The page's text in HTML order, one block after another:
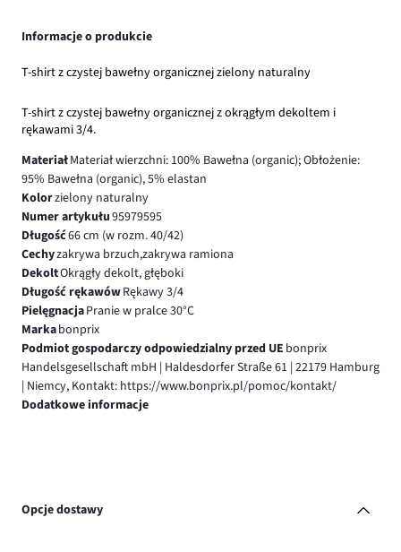
Informacje o produkcie
T-shirt z czystej bawełny organicznej zielony naturalny
T-shirt z czystej bawełny organicznej z okrągłym dekoltem i
rękawami 3/4.
MateriałMateriał wierzchni: 100% Bawełna (organic); Obłożenie:
95% Bawełna (organic), 5% elastan
Kolorzielony naturalny
Numer artykułu95979595
Długość66 cm (w rozm. 40/42)
Cechyzakrywa brzuch,zakrywa ramiona
DekoltOkrągły dekolt, głęboki
Długość rękawówRękawy 3/4
PielęgnacjaPranie w pralce 30°C
Markabonprix
Podmiot gospodarczy odpowiedzialny przed UE bonprix
Handelsgesellschaft mbH | Haldesdorfer Straße 61 | 22179 Hamburg
| Niemcy, Kontakt: https://www.bonprix.pl/pomoc/kontakt/
Dodatkowe informacje
Opcje dostawy